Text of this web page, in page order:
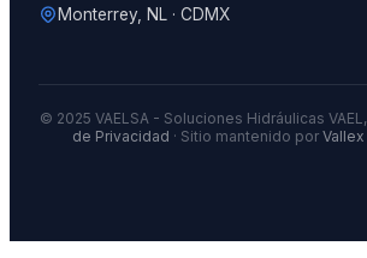
Monterrey, NL · CDMX
© 2025 VAELSA - Soluciones Hidráulicas VAEL,
de Privacidad · Sitio mantenido por